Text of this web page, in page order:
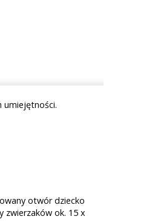
umiejętności.
otwór dziecko
zwierzaków ok. 15 x